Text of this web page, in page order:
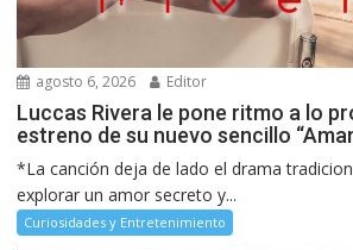
agosto 6, 2026 Editor
Luccas Rivera le pone ritmo a lo
estreno de su nuevo sencillo
*La canción deja de lado el drama
explorar un amor secreto y...
Curiosidades y Entretenimiento